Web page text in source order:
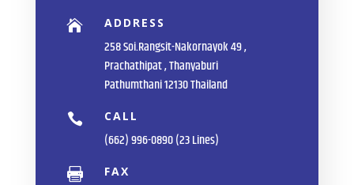
 ADDRESS
258 Soi.Rangsit-Nakornayok 49 ,
Prachathipat , Thanyaburi
Pathumthani 12130 Thailand
 CALL
(662) 996-0890 (23 Lines)
 FAX